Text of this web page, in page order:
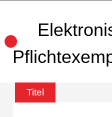
Titel